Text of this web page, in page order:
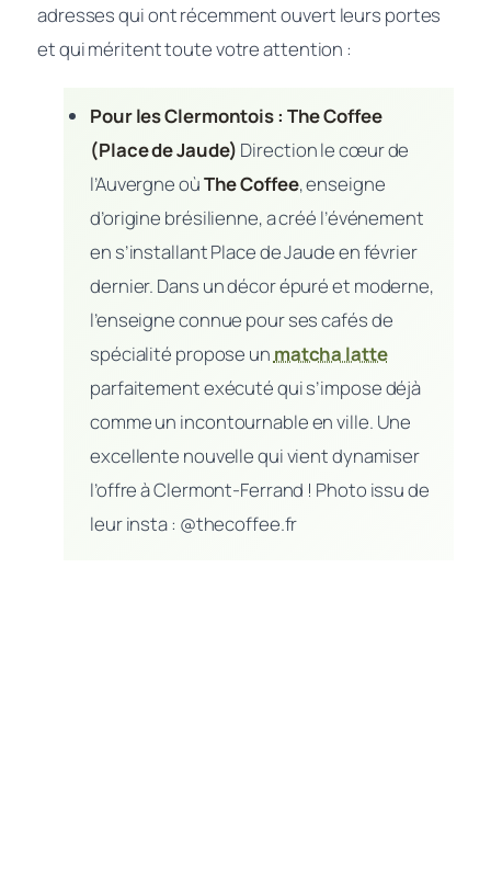
adresses qui ont récemment ouvert leurs portes
et qui méritent toute votre attention :
Pour les Clermontois : The Coffee
(Place de Jaude) Direction le cœur de
l’Auvergne oùThe Coffee, enseigne
d’origine brésilienne, a créé l’événement
en s’installant Place de Jaude en février
dernier. Dans un décor épuré et moderne,
l’enseigne connue pour ses cafés de
spécialité propose un matcha latte
parfaitement exécuté qui s’impose déjà
comme un incontournable en ville. Une
excellente nouvelle qui vient dynamiser
l’offre à Clermont-Ferrand ! Photo issu de
leur insta : @thecoffee.fr